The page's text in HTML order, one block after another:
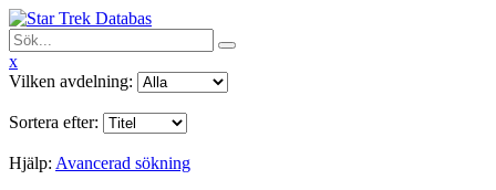
x
Vilken avdelning:
Sortera efter:
Hjälp: Avancerad sökning